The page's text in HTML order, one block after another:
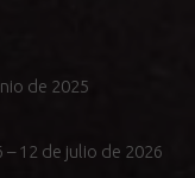
de 2025
12 de julio de 2026